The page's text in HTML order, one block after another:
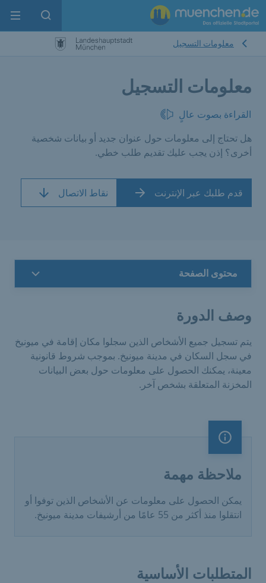
search
معلومات التسجيل
معلومات التسجيل
القراءة بصوت عالٍ
هل تحتاج إلى معلومات حول عنوان جديد أو بيانات شخصية
أخرى؟ إذن يجب عليك تقديم طلب خطي.
قدم طلبك عبر الإنترنت نقاط الاتصال
محتوى الصفحة
وصف الدورة
يتم تسجيل جميع الأشخاص الذين سجلوا مكان إقامة في ميونيخ
في سجل السكان في مدينة ميونيخ. بموجب شروط قانونية
معينة، يمكنك الحصول على معلومات حول بعض البيانات
المخزنة المتعلقة بشخص آخر.
ملاحظة مهمة
ملاحظة مهمة
يمكن الحصول على معلومات عن الأشخاص الذين توفوا أو
انتقلوا منذ أكثر من 55 عامًا من أرشيفات مدينة ميونيخ.
المتطلبات الأساسية